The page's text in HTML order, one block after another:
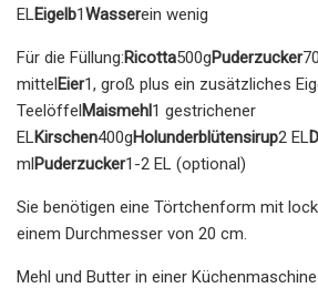
ELEigelb1Wasserein wenig
Für die Füllung:Ricotta500gPuderzucker
mittelEier1, groß plus ein zusätzliches
TeelöffelMaismehl1 gestrichener
ELKirschen400gHolunderblütensirup2 EL
mlPuderzucker1-2 EL (optional)
Sie benötigen eine Törtchenform mit
einem Durchmesser von 20 cm.
Mehl und Butter in einer